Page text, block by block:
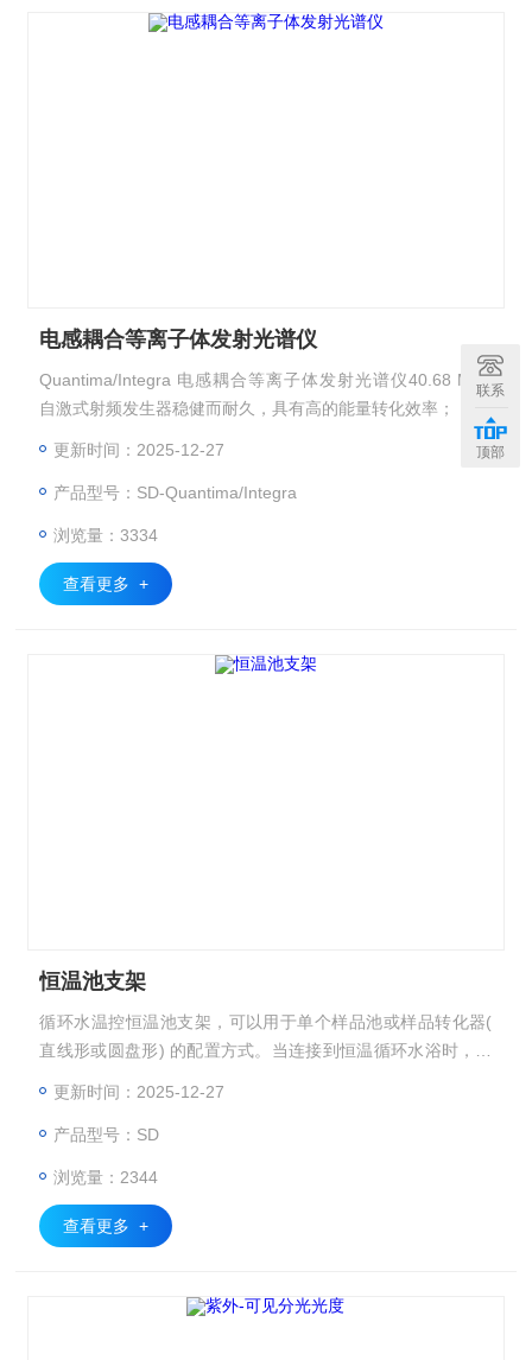
电感耦合等离子体发射光谱仪
Quantima/Integra 电感耦合等离子体发射光谱仪40.68 MHz
自激式射频发生器稳健而耐久，具有高的能量转化效率；
更新时间：2025-12-27
产品型号：SD-Quantima/Integra
浏览量：3334
查看更多 +
恒温池支架
循环水温控恒温池支架，可以用于单个样品池或样品转化器(
直线形或圆盘形) 的配置方式。当连接到恒温循环水浴时，这
更新时间：2025-12-27
产品型号：SD
浏览量：2344
查看更多 +
联系
顶部